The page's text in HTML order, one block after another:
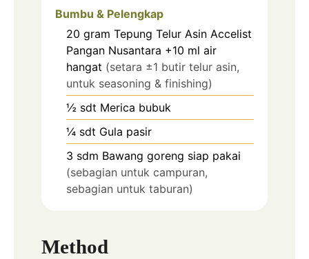
Bumbu & Pelengkap
20 gram Tepung Telur Asin Accelist
Pangan Nusantara +10 ml air
hangat (setara ±1 butir telur asin,
untuk seasoning & finishing)
½ sdt Merica bubuk
¼ sdt Gula pasir
3 sdm Bawang goreng siap pakai
(sebagian untuk campuran,
sebagian untuk taburan)
Method